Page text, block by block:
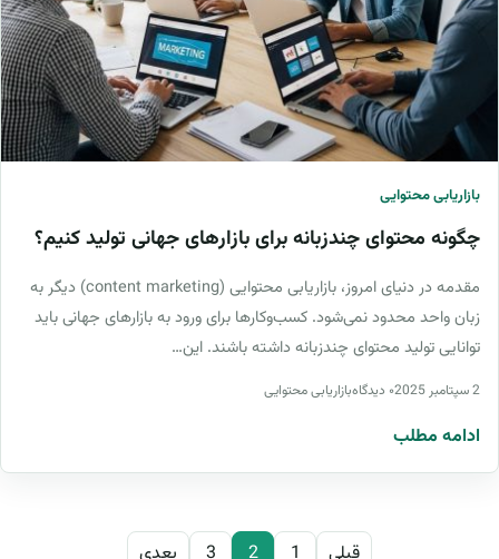
بازاریابی محتوایی
چگونه محتوای چندزبانه برای بازارهای جهانی تولید کنیم؟
مقدمه در دنیای امروز، بازاریابی محتوایی (content marketing) دیگر به
زبان واحد محدود نمی‌شود. کسب‌وکارها برای ورود به بازارهای جهانی باید
توانایی تولید محتوای چندزبانه داشته باشند. این…
2 سپتامبر 2025 ۰ دیدگاه بازاریابی محتوایی
ادامه مطلب
صفحه‌بندی نوشته‌ها